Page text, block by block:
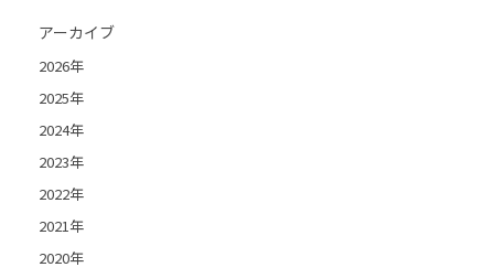
アーカイブ
2026年
2025年
2024年
2023年
2022年
2021年
2020年